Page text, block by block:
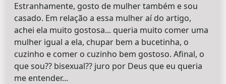
Estranhamente, gosto de mulher também e sou
casado. Em relação a essa mulher aí do artigo,
achei ela muito gostosa... queria muito comer uma
mulher igual a ela, chupar bem a bucetinha, o
cuzinho e comer o cuzinho bem gostoso. Afinal, o
que sou?? bisexual?? juro por Deus que eu queria
me entender...